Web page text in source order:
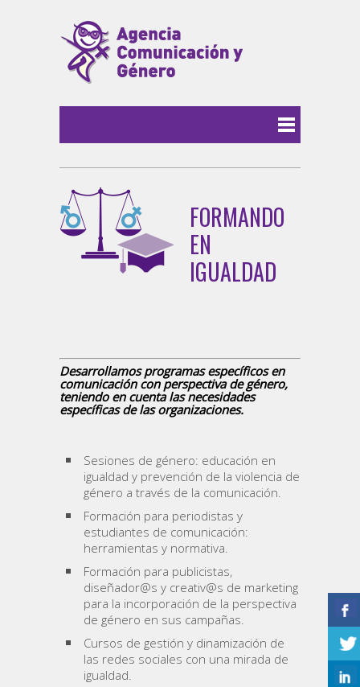
FORMANDO
EN
IGUALDAD
Desarrollamos programas específicos en
comunicación con perspectiva de género,
teniendo en cuenta las necesidades
específicas de las organizaciones.
Sesiones de género: educación en
igualdad y prevención de la violencia de
género a través de la comunicación.
Formación para periodistas y
estudiantes de comunicación:
herramientas y normativa.
Formación para publicistas,
diseñador@s y creativ@s de marketing
para la incorporación de la perspectiva
de género en sus campañas.
Cursos de gestión y dinamización de
las redes sociales con una mirada de
igualdad.